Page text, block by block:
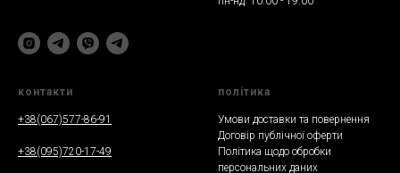
контакти
+38(067)577-86-91
+38(095)720-17-49
полiтика
Умови доставки та повернення
Договір публічної оферти
Політика щодо обробки
персональних даних